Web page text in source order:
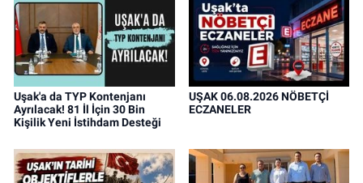
Uşak'a da TYP Kontenjanı
Ayrılacak! 81 İl İçin 30 Bin
Kişilik Yeni İstihdam Desteği
UŞAK 06.08.2026 NÖBETÇİ
ECZANELER